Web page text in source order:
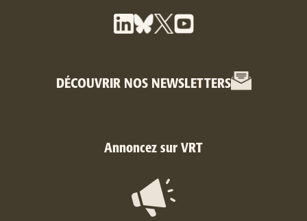
DÉCOUVRIR NOS NEWSLETTERS
Annoncez sur VRT